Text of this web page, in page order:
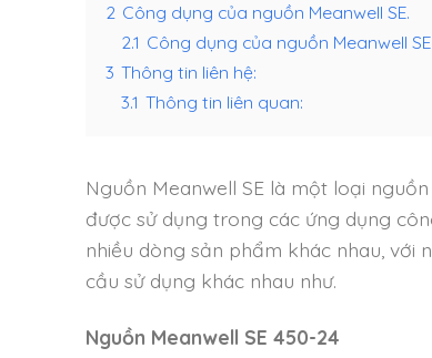
2 Công dụng của nguồn Meanwell SE.
2.1 Công dụng của nguồn Meanwell
3 Thông tin liên hệ:
3.1 Thông tin liên quan:
Nguồn Meanwell SE là một loại
được sử dụng trong các ứng dụng
nhiều dòng sản phẩm khác nhau, với
cầu sử dụng khác nhau như.
Nguồn Meanwell SE 450-24